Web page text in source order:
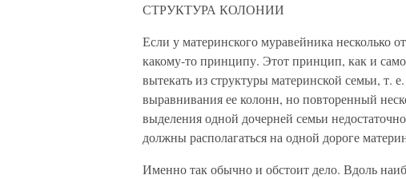
СТРУКТУРА КОЛОНИИ
Если у материнского муравейника несколько
какому-то принципу. Этот принцип, как и
вытекать из структуры материнской семьи, т.
выравнивания ее колонн, но повторенный
выделения одной дочерней семьи
должны располагаться на одной дороге
Именно так обычно и обстоит дело. Вдоль